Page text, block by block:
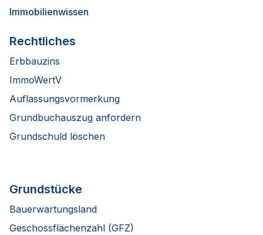
Immobilienwissen
Rechtliches
Erbbauzins
ImmoWertV
Auflassungsvormerkung
Grundbuchauszug anfordern
Grundschuld löschen
Grundstücke
Bauerwartungsland
Geschossflächenzahl (GFZ)